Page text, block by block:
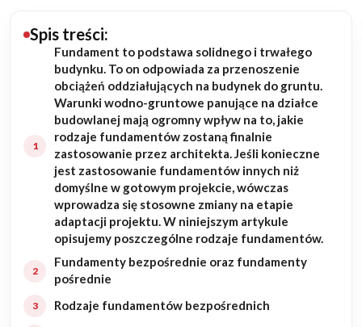
Budowa domu
Rezydencje
Rozbudowa
Remonty
Budynki biurowe
Realizacje
Referencje
Spis treści:
Fundament to podstawa solidnego i trwałego
budynku. To on odpowiada za przenoszenie
obciążeń oddziałujących na budynek do gruntu.
Warunki wodno-gruntowe panujące na działce
budowlanej mają ogromny wpływ na to, jakie
rodzaje fundamentów zostaną finalnie
zastosowanie przez architekta. Jeśli konieczne
jest zastosowanie fundamentów innych niż
domyślne w gotowym projekcie, wówczas
wprowadza się stosowne zmiany na etapie
adaptacji projektu. W niniejszym artykule
opisujemy poszczególne rodzaje fundamentów.
Fundamenty bezpośrednie oraz fundamenty
pośrednie
Rodzaje fundamentów bezpośrednich